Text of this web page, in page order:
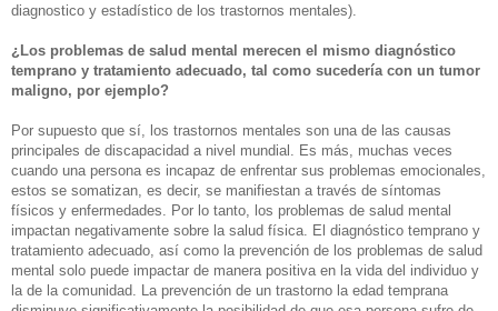
diagnostico y estadístico de los trastornos mentales).
¿Los problemas de salud mental merecen el mismo diagnóstico
temprano y tratamiento adecuado, tal como sucedería con un tumor
maligno, por ejemplo?
Por supuesto que sí, los trastornos mentales son una de las causas
principales de discapacidad a nivel mundial. Es más, muchas veces
cuando una persona es incapaz de enfrentar sus problemas emocionales,
estos se somatizan, es decir, se manifiestan a través de síntomas
físicos y enfermedades. Por lo tanto, los problemas de salud mental
impactan negativamente sobre la salud física. El diagnóstico temprano y
tratamiento adecuado, así como la prevención de los problemas de salud
mental solo puede impactar de manera positiva en la vida del individuo y
la de la comunidad. La prevención de un trastorno la edad temprana